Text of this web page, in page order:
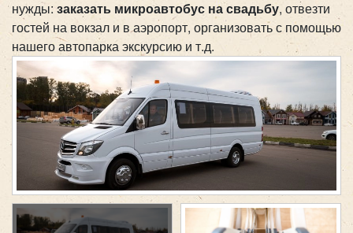
нужды: заказать микроавтобус на свадьбу, отвезти
гостей на вокзал и в аэропорт, организовать с помощью
нашего автопарка экскурсию и т.д.